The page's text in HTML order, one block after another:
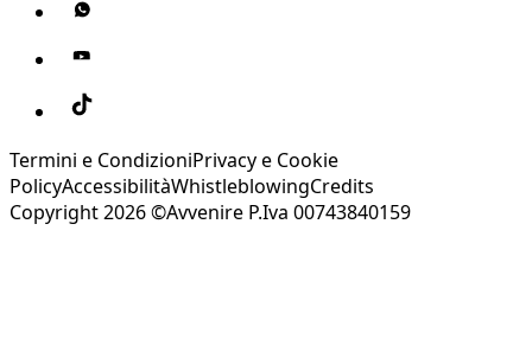
Termini e CondizioniPrivacy e Cookie
PolicyAccessibilitàWhistleblowingCredits
Copyright 2026 ©Avvenire P.Iva 00743840159